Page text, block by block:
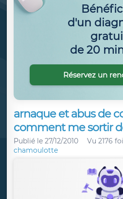
arnaque et abus de
comment me sortir
Publié le 27/12/2010 Vu 2176
chamoulotte
d'un
de 20
Réservez un